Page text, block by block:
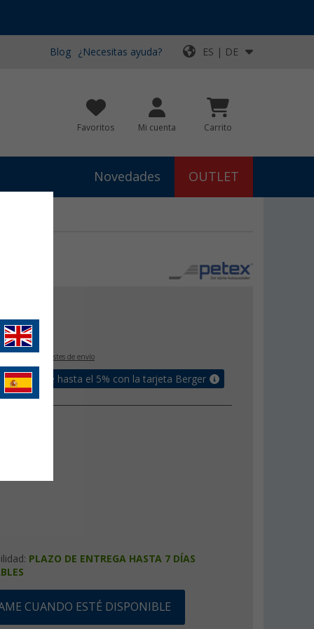
Blog ¿Necesitas ayuda? ES | DE
Favoritos Mi cuenta Carrito
Novedades OUTLET
+ Costes de envío
un bonus de hasta el 5% con la tarjeta Berger
llenado
PLAZO DE ENTREGA HASTA 7 DÍAS
CUANDO ESTÉ DISPONIBLE